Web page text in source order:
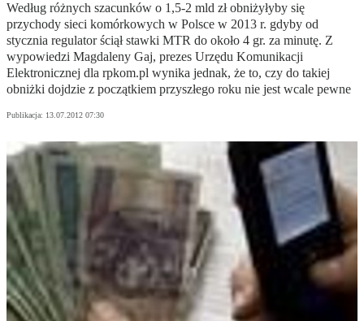
Według różnych szacunków o 1,5-2 mld zł obniżyłyby się
przychody sieci komórkowych w Polsce w 2013 r. gdyby od
stycznia regulator ściął stawki MTR do około 4 gr. za minutę. Z
wypowiedzi Magdaleny Gaj, prezes Urzędu Komunikacji
Elektronicznej dla rpkom.pl wynika jednak, że to, czy do takiej
obniżki dojdzie z początkiem przyszłego roku nie jest wcale pewne
Publikacja: 13.07.2012 07:30